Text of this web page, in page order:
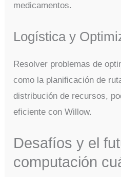
medicamentos.
Logística y
Resolver problemas de
como la planificación de
distribución de recursos,
eficiente con Willow.
Desafíos y el
computación